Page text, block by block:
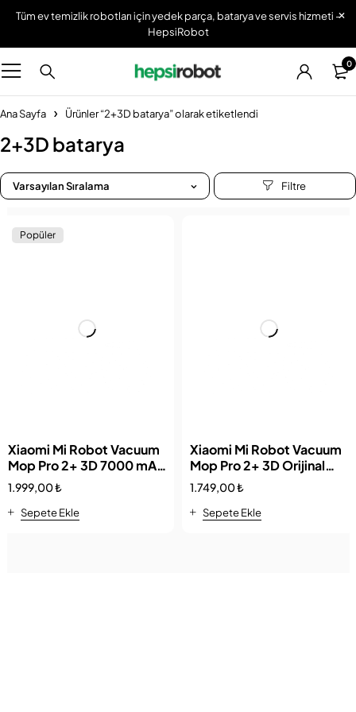
Tüm ev temizlik robotları için yedek parça, batarya ve servis hizmeti -
HepsiRobot
0
Ana Sayfa Ürünler “2+3D batarya” olarak etiketlendi
2+3D batarya
Varsayılan Sıralama
Popüler
Xiaomi Mi Robot Vacuum
Mop Pro 2+ 3D 7000 mAh
Pil Batarya
1.999,00₺
Sepete Ekle
Xiaomi Mi Robot Vacuum
Mop Pro 2+ 3D Orijinal
Kapasite Pil Batarya
1.749,00₺
Sepete Ekle